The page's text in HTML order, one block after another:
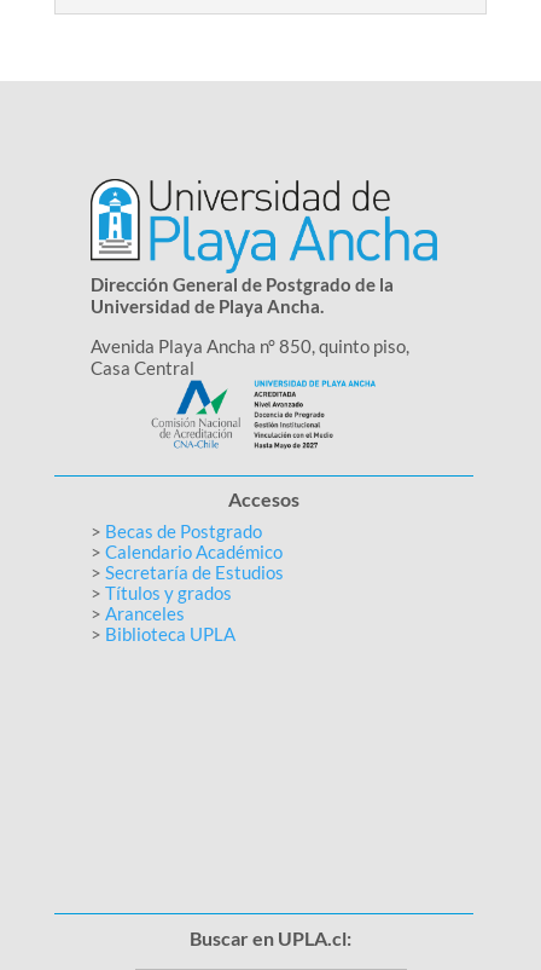
Dirección General de Postgrado de la
Universidad de Playa Ancha.
Avenida Playa Ancha n° 850, quinto piso,
Casa Central
Accesos
> Becas de Postgrado
> Calendario Académico
> Secretaría de Estudios
> Títulos y grados
> Aranceles
> Biblioteca UPLA
Buscar en UPLA.cl: